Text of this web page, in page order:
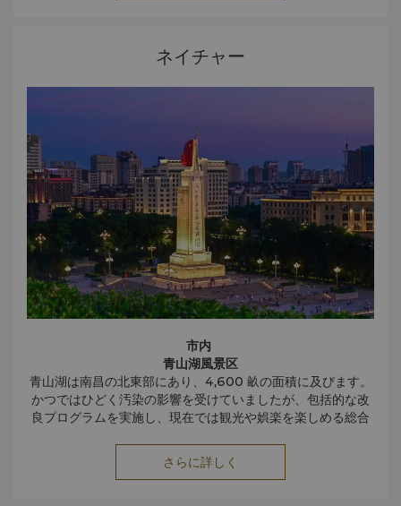
ネイチャー
市内
青山湖風景区
青山湖は南昌の北東部にあり、4,600 畝の面積に及びます。
かつではひどく汚染の影響を受けていましたが、包括的な改
良プログラムを実施し、現在では観光や娯楽を楽しめる総合
湘湖風景区
湘湖は南昌の南部にあり、6,800畝の面積に及びます。象の
さらに詳しく